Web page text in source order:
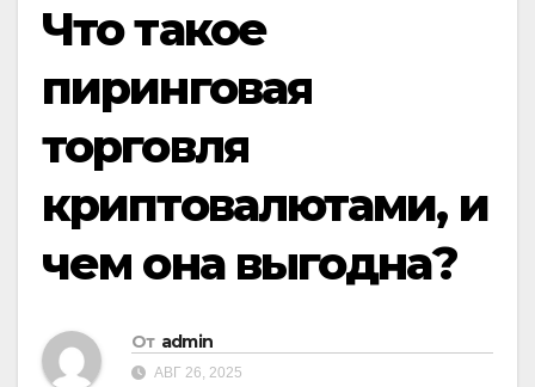
Что такое
пиринговая
торговля
криптовалютами, и
чем она выгодна?
От admin
АВГ 26, 2025